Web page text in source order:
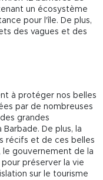
un écosystème
pour l'île. De plus,
des vagues et des
à protéger nos belles
par de nombreuses
grandes
De plus, la
récifs et de ces belles
le gouvernement de la
préserver la vie
sur le tourisme